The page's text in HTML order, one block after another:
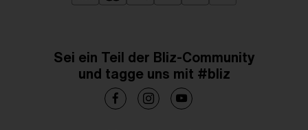
Sei ein Teil der Bliz-Community
und tagge uns mit #bliz